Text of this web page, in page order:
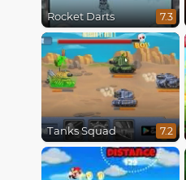
Rocket Darts 7.3
Tanks Squad 7.2